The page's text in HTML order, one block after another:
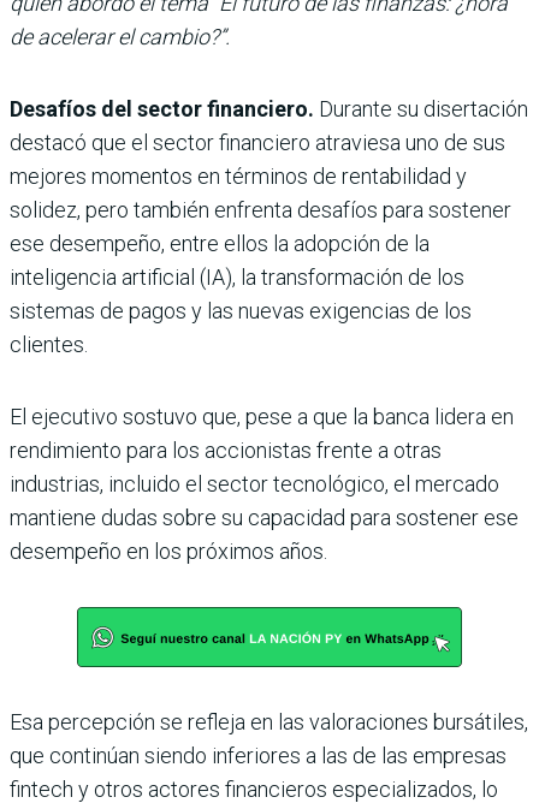
de acelerar el cambio?”.
Desafíos del sector financiero. Durante su disertación
destacó que el sector financiero atraviesa uno de sus
mejores momentos en términos de rentabilidad y
solidez, pero también enfrenta desafíos para sostener
ese desempeño, entre ellos la adopción de la
inteligencia artificial (IA), la transformación de los
sistemas de pagos y las nuevas exigencias de los
clientes.
El ejecutivo sostuvo que, pese a que la banca lidera en
rendimiento para los accionistas frente a otras
industrias, incluido el sector tecnológico, el mercado
mantiene dudas sobre su capacidad para sostener ese
desempeño en los próximos años.
Esa percepción se refleja en las valoraciones bursátiles,
que continúan siendo inferiores a las de las empresas
fintech y otros actores financieros especializados, lo